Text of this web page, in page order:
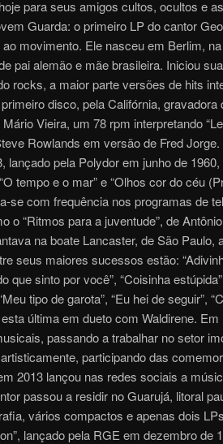
para seus amigos cultos, ocultos e
Guarda: o primeiro LP do cantor
ao movimento. Ele nasceu em Berlim,
pai alemão e mãe brasileira. Iniciou
rocks, a maior parte versões de hits
disco, pela Califórnia,
Vieira, um 78 rpm interpretando
Rowlands em versão de Fred
lançado pela Polydor em junho de
tempo e o mar” e “Olhos cor do céu
se com frequência nos programas de
o “Ritmos para a juventude”, de
na boate Lancaster, de São Paulo,
seus maiores sucessos estão:
que sinto por você”, “Coisinha
tipo de garota”, “Eu hei de seguir”,
última em dueto com Waldirene.
passando a trabalhar no setor
participando das
2013 lançou nas redes sociais a
passou a residir no Guarujá, litoral
vários compactos e apenas dois
lançado pela RGE em dezembro de